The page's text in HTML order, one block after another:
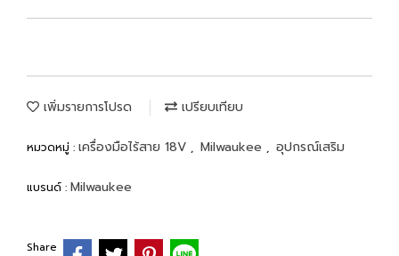
เพิ่มรายการโปรด เปรียบเทียบ
หมวดหมู่ : เครื่องมือไร้สาย 18V , Milwaukee , อุปกรณ์เสริม
แบรนด์ : Milwaukee
Share